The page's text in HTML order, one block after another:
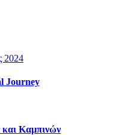
Journey
Καμπινών